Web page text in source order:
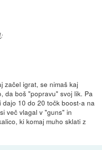
:
začel igrat, se nimaš kaj
da boš "popravu" svoj lik. Pa
10 do 20 točk boost-a na
več vlagal v "guns" in
ki komaj muho sklati z